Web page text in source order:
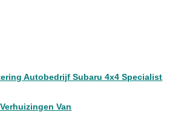
Autobedrijf Subaru 4x4 Specialist
Van